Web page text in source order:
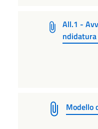
All.1 -
ndidatura
Modello